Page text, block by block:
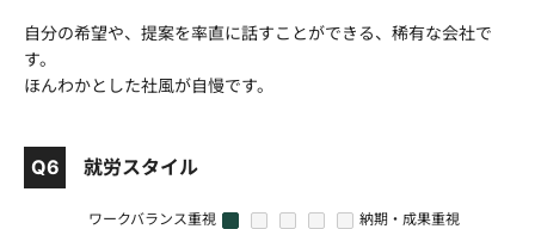
自分の希望や、提案を率直に話すことができる、稀有な会社で
す。
ほんわかとした社風が自慢です。
Q6 就労スタイル
ワークバランス重視 納期・成果重視